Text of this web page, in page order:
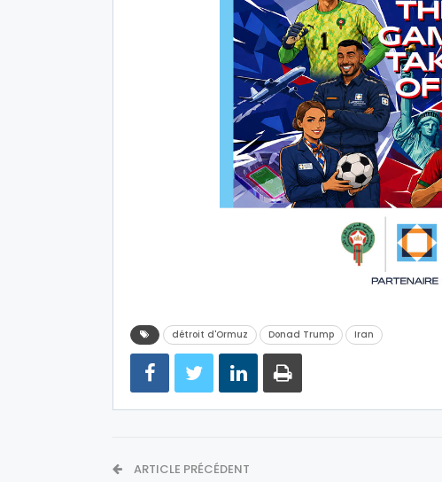
détroit d'Ormuz Donad Trump Iran
ARTICLE PRÉCÉDENT